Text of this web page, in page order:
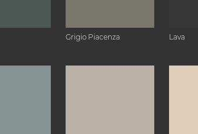
Grigio Piacenza Lava